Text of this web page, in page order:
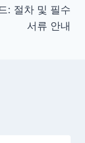
: 절차 및 필수
서류 안내